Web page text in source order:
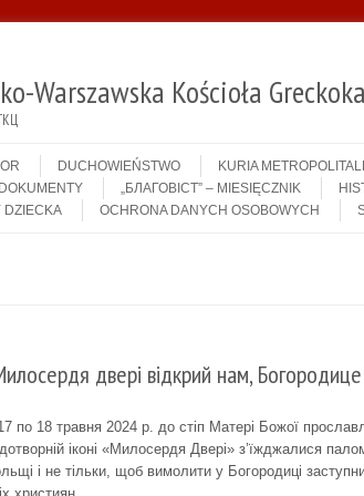
Warszawska Kościoła
DUCHOWIEŃSTWO KURIA
DOKUMENTY „БЛАГОВІСТ” – MIESIĘCZNIK
DZIECKA OCHRONA DANYCH OSOBOWYCH
двері відкрий нам,
по 18 травня 2024 р. до стіп Матері Божої
іконі «Милосердя Двері» з’їжджалися
і не тільки, щоб вимолити у Богородиці